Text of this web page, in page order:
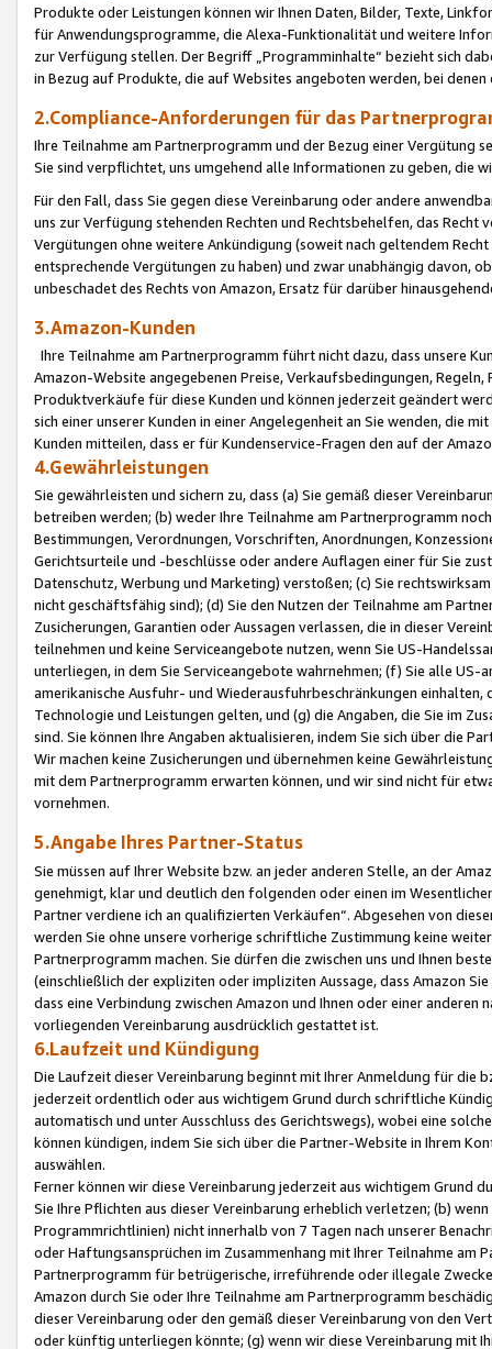
Produkte oder Leistungen können wir Ihnen Daten, Bilder, Texte,
für Anwendungsprogramme, die Alexa-Funktionalität und weitere
zur Verfügung stellen. Der Begriff „Programminhalte“ bezieht sich
in Bezug auf Produkte, die auf Websites angeboten werden, bei
2.Compliance-Anforderungen für das
Ihre Teilnahme am Partnerprogramm und der Bezug einer Vergütung
Sie sind verpflichtet, uns umgehend alle Informationen zu geben, die
Für den Fall, dass Sie gegen diese Vereinbarung oder andere
uns zur Verfügung stehenden Rechten und Rechtsbehelfen, das
Vergütungen ohne weitere Ankündigung (soweit nach geltendem
entsprechende Vergütungen zu haben) und zwar unabhängig davon,
unbeschadet des Rechts von Amazon, Ersatz für darüber
3.Amazon-Kunden
Ihre Teilnahme am Partnerprogramm führt nicht dazu, dass unsere
Amazon-Website angegebenen Preise, Verkaufsbedingungen,
Produktverkäufe für diese Kunden und können jederzeit geändert
sich einer unserer Kunden in einer Angelegenheit an Sie wenden, die
Kunden mitteilen, dass er für Kundenservice-Fragen den auf der
4.Gewährleistungen
Sie gewährleisten und sichern zu, dass (a) Sie gemäß dieser
betreiben werden; (b) weder Ihre Teilnahme am Partnerprogramm
Bestimmungen, Verordnungen, Vorschriften, Anordnungen,
Gerichtsurteile und -beschlüsse oder andere Auflagen einer für Sie
Datenschutz, Werbung und Marketing) verstoßen; (c) Sie
nicht geschäftsfähig sind); (d) Sie den Nutzen der Teilnahme am
Zusicherungen, Garantien oder Aussagen verlassen, die in dieser
teilnehmen und keine Serviceangebote nutzen, wenn Sie US-
unterliegen, in dem Sie Serviceangebote wahrnehmen; (f) Sie alle
amerikanische Ausfuhr- und Wiederausfuhrbeschränkungen
Technologie und Leistungen gelten, und (g) die Angaben, die Sie im
sind. Sie können Ihre Angaben aktualisieren, indem Sie sich über die
Wir machen keine Zusicherungen und übernehmen keine
mit dem Partnerprogramm erwarten können, und wir sind nicht für
vornehmen.
5.Angabe Ihres Partner-Status
Sie müssen auf Ihrer Website bzw. an jeder anderen Stelle, an der
genehmigt, klar und deutlich den folgenden oder einen im
Partner verdiene ich an qualifizierten Verkäufen“. Abgesehen von
werden Sie ohne unsere vorherige schriftliche Zustimmung keine
Partnerprogramm machen. Sie dürfen die zwischen uns und Ihnen
(einschließlich der expliziten oder impliziten Aussage, dass Amazon
dass eine Verbindung zwischen Amazon und Ihnen oder einer
vorliegenden Vereinbarung ausdrücklich gestattet ist.
6.Laufzeit und Kündigung
Die Laufzeit dieser Vereinbarung beginnt mit Ihrer Anmeldung für die
jederzeit ordentlich oder aus wichtigem Grund durch schriftliche
automatisch und unter Ausschluss des Gerichtswegs), wobei eine
können kündigen, indem Sie sich über die Partner-Website in Ihrem
auswählen.
Ferner können wir diese Vereinbarung jederzeit aus wichtigem Grund
Sie Ihre Pflichten aus dieser Vereinbarung erheblich verletzen; (b)
Programmrichtlinien) nicht innerhalb von 7 Tagen nach unserer
oder Haftungsansprüchen im Zusammenhang mit Ihrer Teilnahme am
Partnerprogramm für betrügerische, irreführende oder illegale
Amazon durch Sie oder Ihre Teilnahme am Partnerprogramm
dieser Vereinbarung oder den gemäß dieser Vereinbarung von den
oder künftig unterliegen könnte; (g) wenn wir diese Vereinbarung mit